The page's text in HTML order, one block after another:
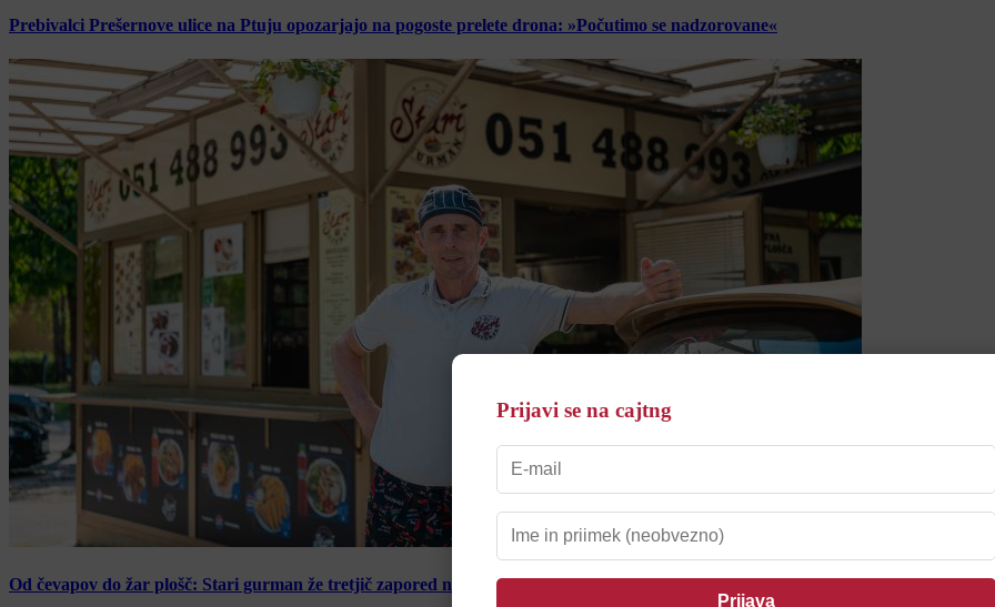
Prebivalci Prešernove ulice na Ptuju opozarjajo na pogoste prelete drona: »Počutimo se nadzorovane«
Od čevapov do žar plošč: Stari gurman že tretjič zapored navdušil Ptujčane
Prijavi se na cajtng